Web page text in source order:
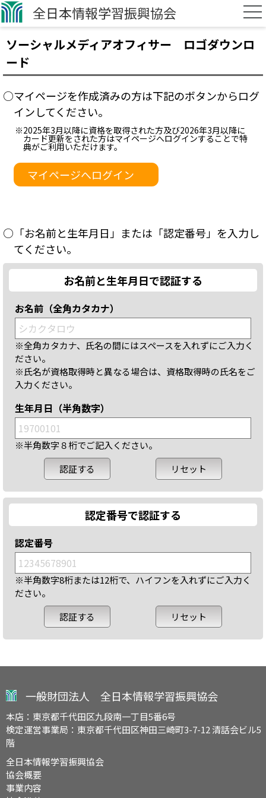
全日本情報学習振興協会
ソーシャルメディアオフィサー ロゴダウンロ
ード
○マイページを作成済みの方は下記のボタンからログ
インしてください。
※2025年3月以降に資格を取得された方及び2026年3月以降に
カード更新をされた方はマイページへログインすることで特
典がご利用いただけます。
マイページへログイン
○「お名前と生年月日」または「認定番号」を入力し
てください。
お名前と生年月日で認証する
お名前（全角カタカナ）
※全角カタカナ、氏名の間にはスペースを入れずにご入力く
ださい。
※氏名が資格取得時と異なる場合は、資格取得時の氏名をご
入力ください。
生年月日（半角数字）
※半角数字８桁でご記入ください。
認定番号で認証する
認定番号
※半角数字8桁または12桁で、ハイフンを入れずにご入力く
ださい。
一般財団法人 全日本情報学習振興協会
本店：東京都千代田区九段南一丁目5番6号
検定運営事業局：東京都千代田区神田三崎町3-7-12 清話会ビル5
階
全日本情報学習振興協会
協会概要
事業内容